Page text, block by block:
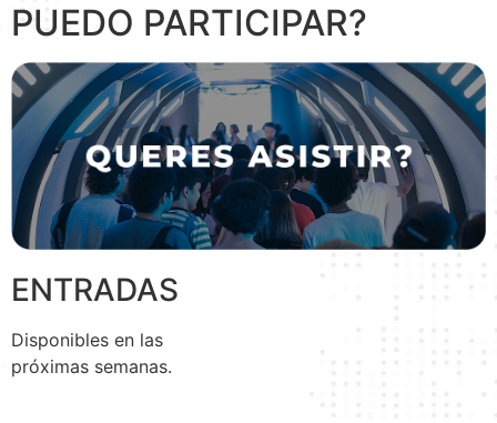
PUEDO PARTICIPAR?
ENTRADAS
Disponibles en las
próximas semanas.